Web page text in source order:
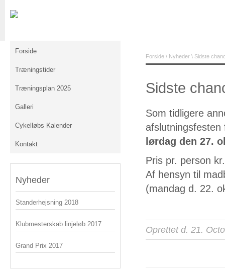
Forside
Træningstider
Træningsplan 2025
Galleri
Cykelløbs Kalender
Kontakt
Nyheder
Standerhejsning 2018
Klubmesterskab linjeløb 2017
Grand Prix 2017
Forside \ Nyheder \ Sidste
Sidste
Som tidligere
lørdag den 27.
Pris pr. person
Af hensyn til
(mandag d. 22.
Oprettet d. 21.